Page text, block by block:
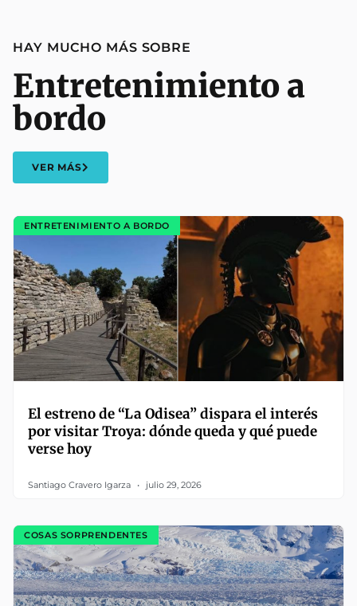
HAY MUCHO MÁS SOBRE
Entretenimiento a
bordo
VER MÁS
ENTRETENIMIENTO A BORDO
El estreno de “La Odisea” dispara el interés
por visitar Troya: dónde queda y qué puede
verse hoy
Santiago Cravero Igarza julio 29, 2026
COSAS SORPRENDENTES